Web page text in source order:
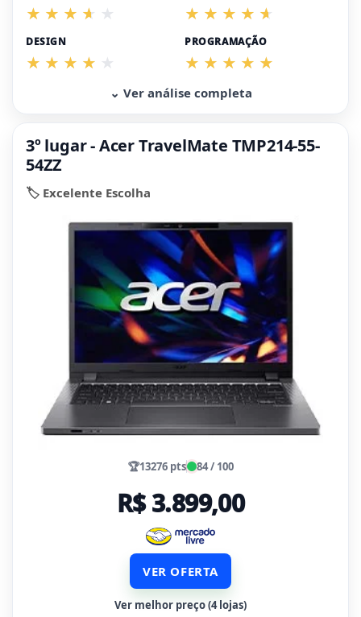
DESIGN PROGRAMAÇÃO
⌄ Ver análise completa
3º lugar - Acer TravelMate TMP214-55-
54ZZ
🏷️ Excelente Escolha
🏆13276 pts 84 / 100
R$ 3.899,00
VER OFERTA
Ver melhor preço (4 lojas)